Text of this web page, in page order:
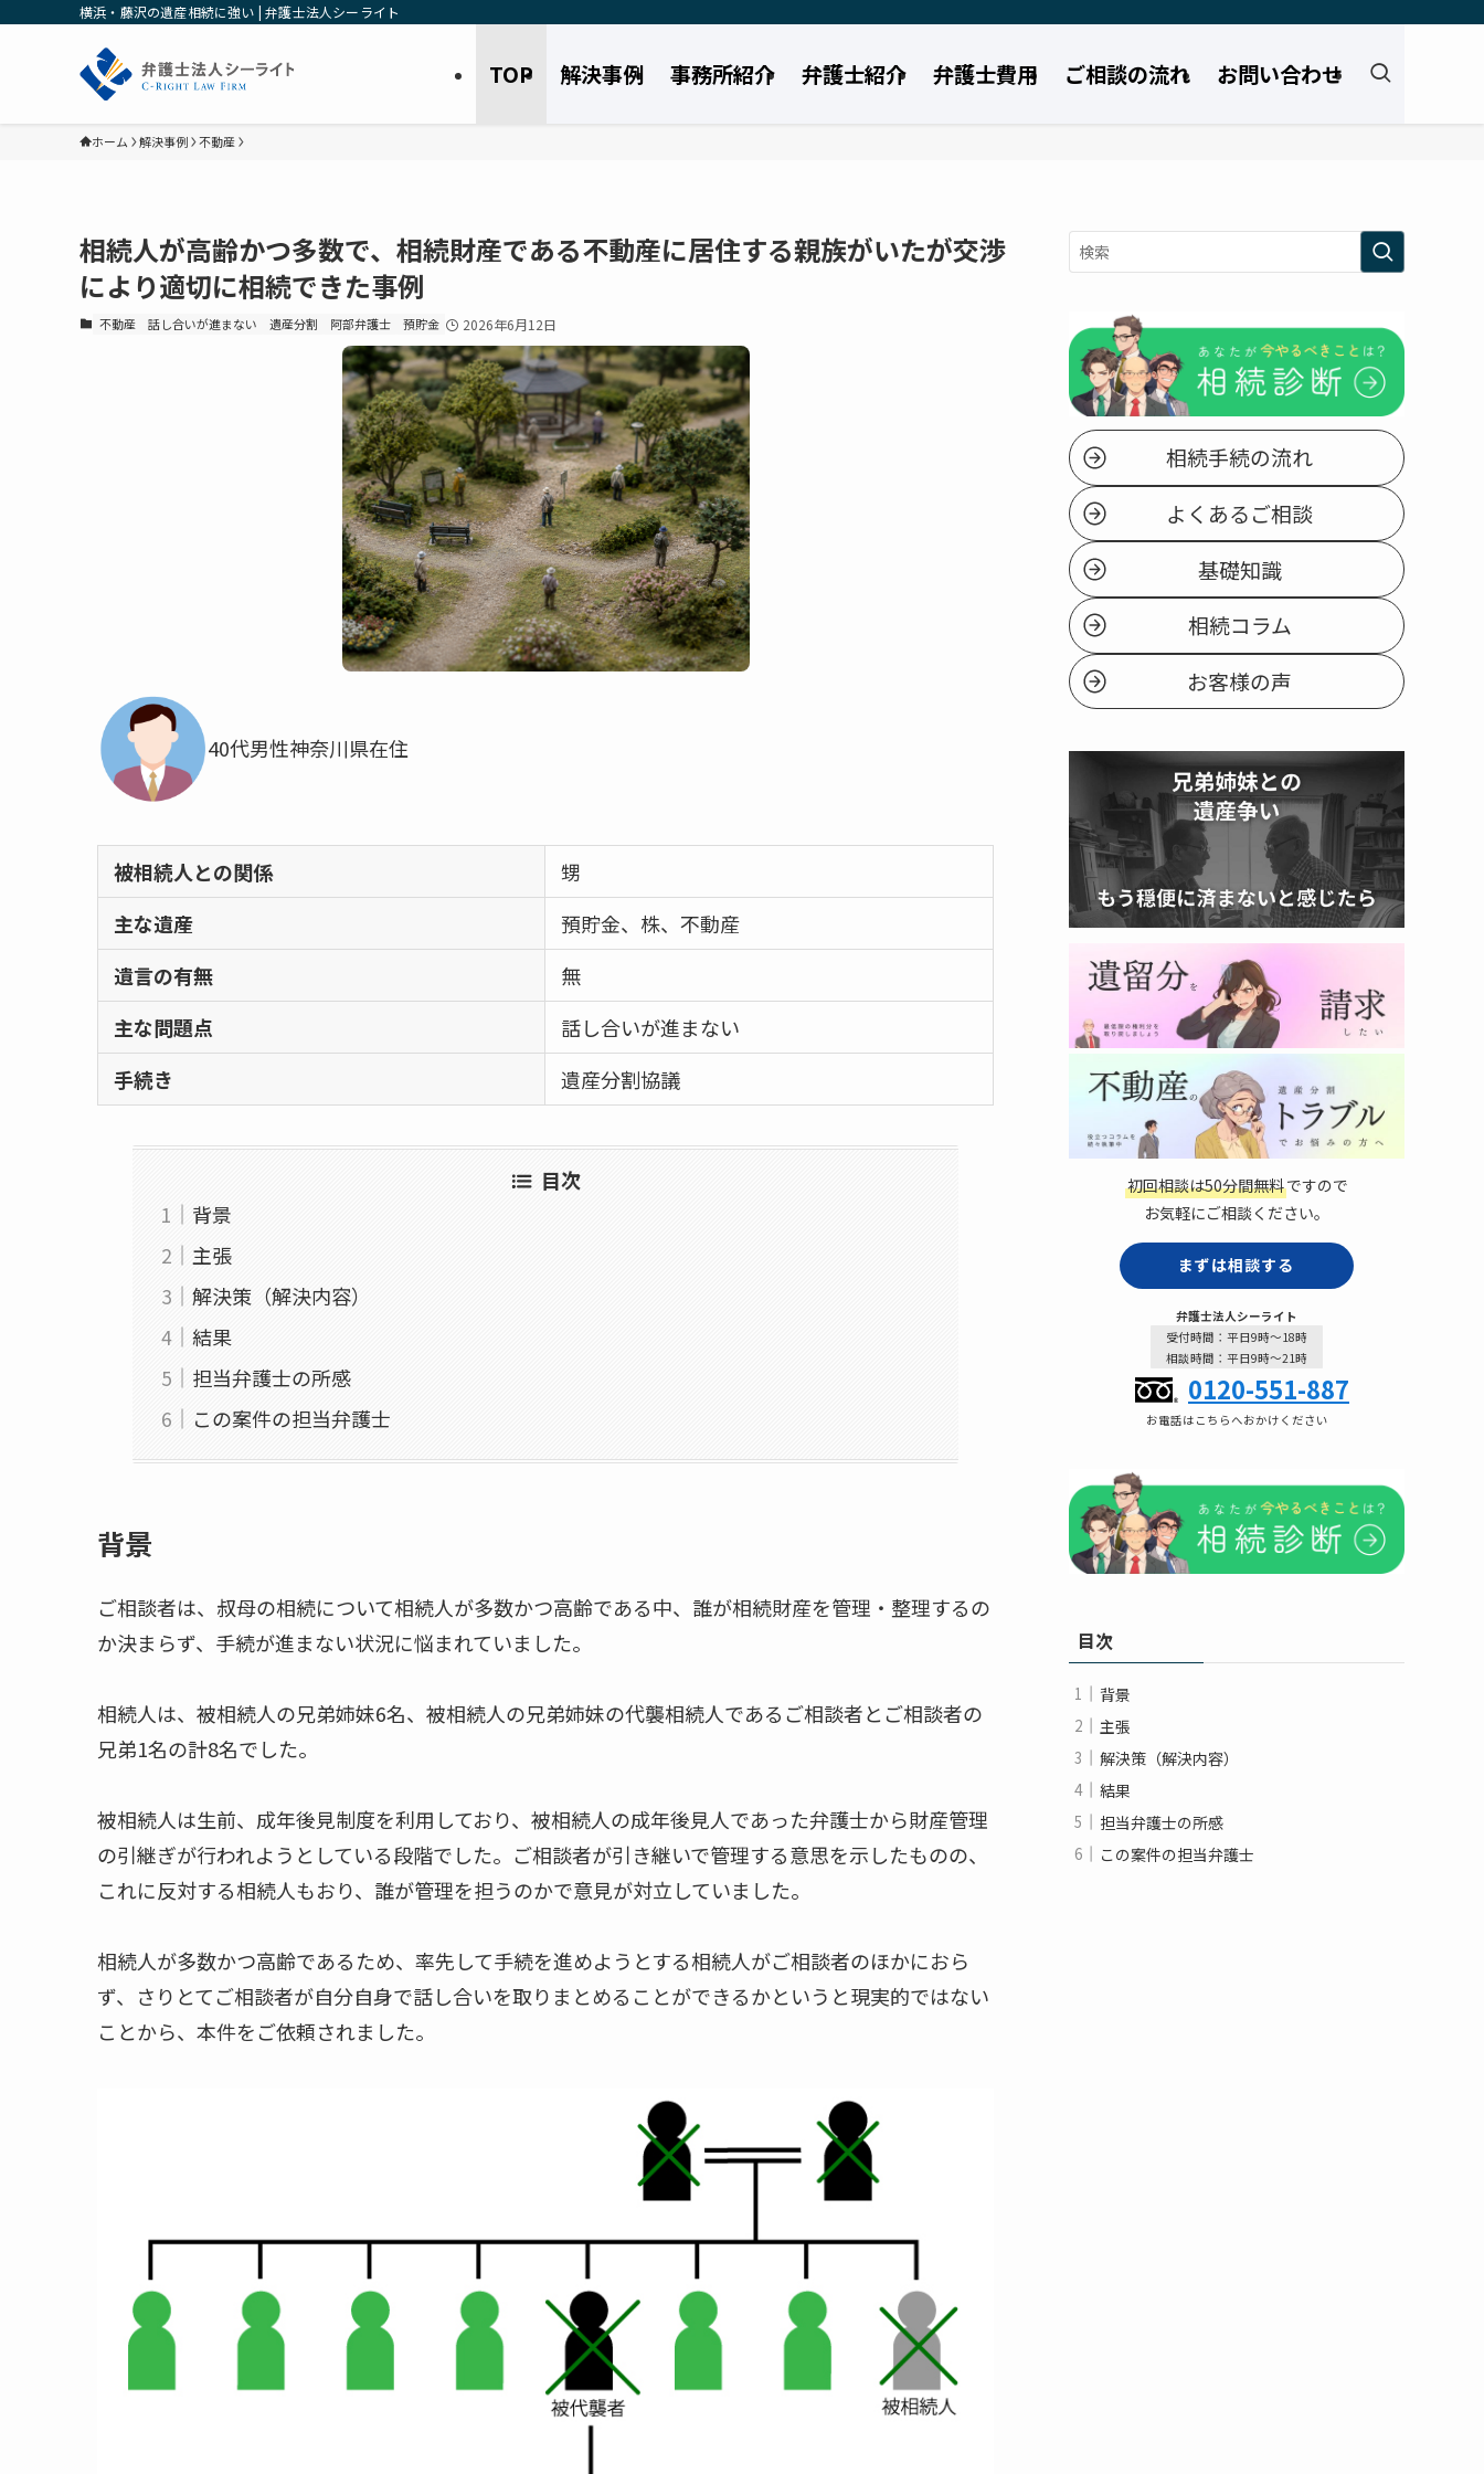
横浜・藤沢の遺産相続に強い | 弁護士法人シーライト
TOP 解決事例 事務所紹介 弁護士紹介 弁護士費用 ご相談の流れ お問い合わせ
ホーム 解決事例 不動産
相続人が高齢かつ多数で、相続財産である不動産に居住する親族がいたが交渉
により適切に相続できた事例
不動産 話し合いが進まない 遺産分割 阿部弁護士 預貯金 2026年6月12日
40代男性神奈川県在住
被相続人との関係
甥
主な遺産
預貯金、株、不動産
遺言の有無
無
主な問題点
話し合いが進まない
手続き
遺産分割協議
目次
背景
主張
解決策（解決内容）
結果
担当弁護士の所感
この案件の担当弁護士
背景
ご相談者は、叔母の相続について相続人が多数かつ高齢である中、誰が相続財産を管理・整理するの
か決まらず、手続が進まない状況に悩まれていました。
相続人は、被相続人の兄弟姉妹6名、被相続人の兄弟姉妹の代襲相続人であるご相談者とご相談者の
兄弟1名の計8名でした。
被相続人は生前、成年後見制度を利用しており、被相続人の成年後見人であった弁護士から財産管理
の引継ぎが行われようとしている段階でした。ご相談者が引き継いで管理する意思を示したものの、
これに反対する相続人もおり、誰が管理を担うのかで意見が対立していました。
相続人が多数かつ高齢であるため、率先して手続を進めようとする相続人がご相談者のほかにおら
ず、さりとてご相談者が自分自身で話し合いを取りまとめることができるかというと現実的ではない
ことから、本件をご依頼されました。
相続手続の流れ
よくあるご相談
基礎知識
相続コラム
お客様の声
初回相談は50分間無料ですので
お気軽にご相談ください。
まずは相談する
弁護士法人シーライト
受付時間：平日9時～18時
相談時間：平日9時～21時
0120-551-887
お電話はこちらへおかけください
目次
背景
主張
解決策（解決内容）
結果
担当弁護士の所感
この案件の担当弁護士